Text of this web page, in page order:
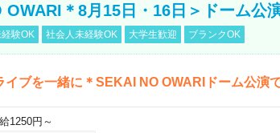
OWARI＊8月15日・16日＞ドーム公
験OK 社会人未経験OK 大学生歓迎 ブランクOK
イブを一緒に＊SEKAI NO OWARIドーム公演
1250円～